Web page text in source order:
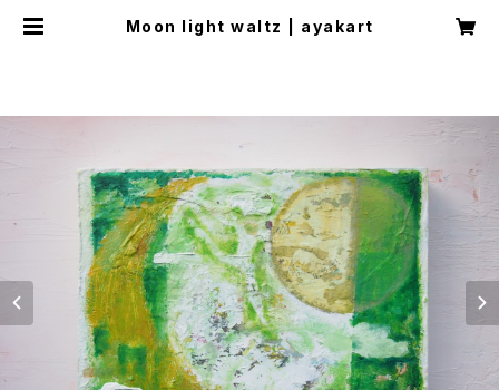
Moon light waltz | ayakart